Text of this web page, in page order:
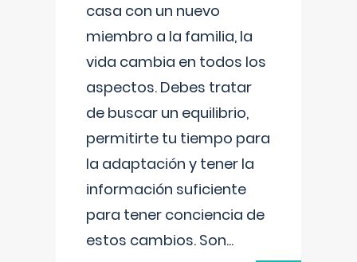
casa con un nuevo
miembro a la familia, la
vida cambia en todos los
aspectos. Debes tratar
de buscar un equilibrio,
permitirte tu tiempo para
la adaptación y tener la
información suficiente
para tener conciencia de
estos cambios. Son...